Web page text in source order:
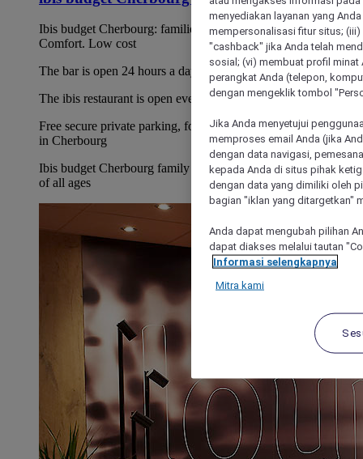
Ibis budget Cherbourg: families/professionals/tourists.
Comfort. Low cost
The bar is open 24 hours a day.
The ibis restaurant is open every night from 7pm to 10:30pm.
Free secure private parking, for a serene and convenient stay
in Cherbourg
Ibis budget Cherbourg family rms: comfort/practical for guests
of all ages
menyediakan layanan yang
mempersonalisasi fitur situs;
"cashback" jika Anda telah
sosial; (vi) membuat profil
perangkat Anda (telepon,
dengan mengeklik tombol
Jika Anda menyetujui
memproses email Anda (jika
dengan data navigasi,
kepada Anda di situs pihak
dengan data yang dimiliki oleh
bagian "iklan yang ditargetkan"
Anda dapat mengubah pilihan
dapat diakses melalui tautan
Informasi selengkapnya
Mitra kami